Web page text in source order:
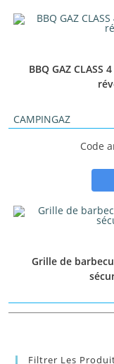
BBQ GAZ CLASS
CAMPINGAZ
Code
Grille de
Filtrer Les